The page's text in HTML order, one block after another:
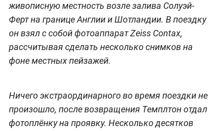
живописную местность возле залива Солуэй-
Ферт на границе Англии и Шотландии. В поездку
он взял с собой фотоаппарат Zeiss Contax,
рассчитывая сделать несколько снимков на
фоне местных пейзажей.
Ничего экстраординарного во время поездки не
произошло, после возвращения Темплтон отдал
фотоплёнку на проявку. Несколько десятков